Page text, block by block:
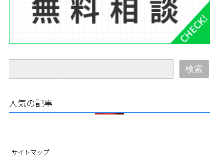
検索
人気の記事
サイトマップ